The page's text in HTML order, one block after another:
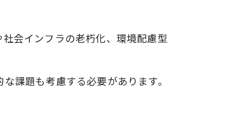
会インフラの老朽化、環境配慮型
課題も考慮する必要があります。